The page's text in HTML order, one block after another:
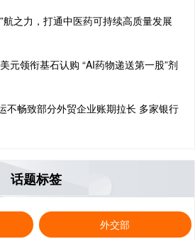
航之力，打通中医药可持续高质量发展
元领衔基石认购 “AI药物递送第一股”剂
不畅致部分外贸企业账期拉长 多家银行
话题标签
外交部